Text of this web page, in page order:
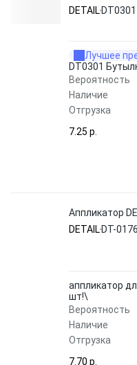
DETAIL DT0301
Лучшее
DT0301
Вероятность
Наличие
Отгрузка
7.25 p.
Аппликатор
DETAIL DT-0176
аппликатор
шт!\
Вероятность
Наличие
Отгрузка
7.70 p.